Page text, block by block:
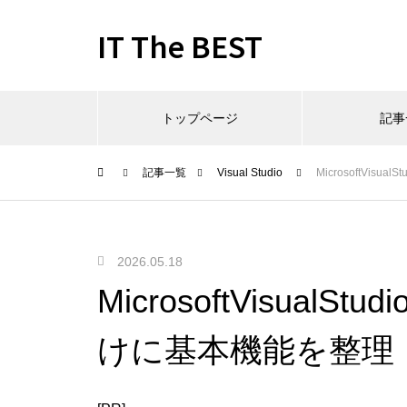
IT The BEST
トップページ 記
記事一覧 Visual Studio
2026.05.18
けに基本機能を整理